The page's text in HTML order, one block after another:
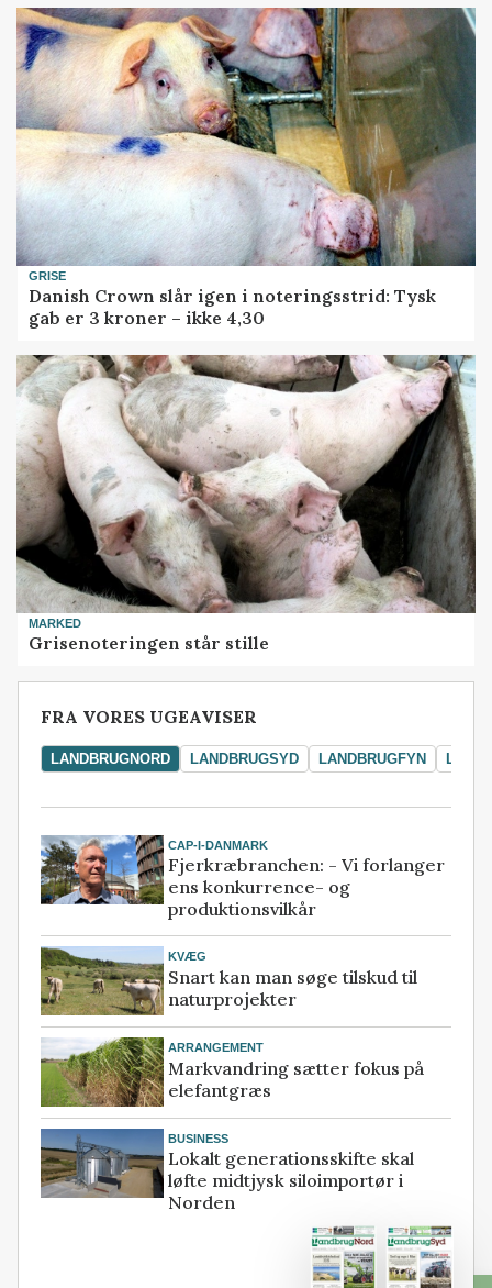
GRISE
Danish Crown slår igen i noteringsstrid: Tysk
gab er 3 kroner – ikke 4,30
MARKED
Grisenoteringen står stille
FRA VORES UGEAVISER
LANDBRUGNORD LANDBRUGSYD LANDBRUGFYN
CAP-I-DANMARK
Fjerkræbranchen: - Vi forlanger
ens konkurrence- og
produktionsvilkår
KVÆG
Snart kan man søge tilskud til
naturprojekter
ARRANGEMENT
Markvandring sætter fokus på
elefantgræs
BUSINESS
Lokalt generationsskifte skal
løfte midtjysk siloimportør i
Norden